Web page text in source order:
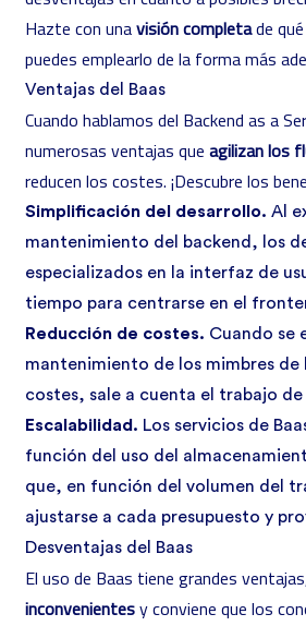
Hazte con unavisión completade
puedes emplearlo de la forma más
Ventajas del Baas
Cuando hablamos del Backend as a
numerosas ventajas que agilizan los
reducen los costes. ¡Descubre los
Simplificación del desarrollo. Al
mantenimiento del backend, los
especializados en la interfaz de
tiempo para centrarse en el
Reducción de costes. Cuando se
mantenimiento de los mimbres de
costes, sale a cuenta el trabajo
Escalabilidad. Los servicios de
función del uso del
que, en función del volumen del
ajustarse a cada presupuesto y
Desventajas del Baas
El uso de Baas tiene grandes
inconvenientesy conviene que los